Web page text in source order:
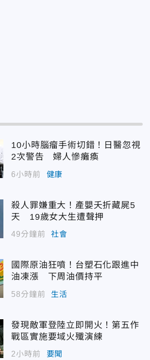
10小時腦瘤手術切錯！日醫忽視
2次警告 婦人慘癱瘓
6小時前 健康
殺人罪嫌重大！產嬰夭折藏屍5
天 19歲女大生遭聲押
49分鐘前 社會
國際原油狂噴！台塑石化跟進中
油凍漲 下周油價持平
58分鐘前 生活
發現敵軍登陸立即開火！第五作
戰區實施要域火殲演練
2小時前 要聞